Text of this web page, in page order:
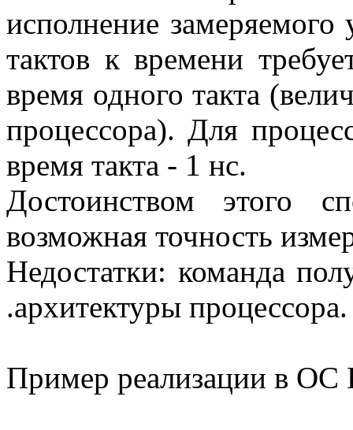
исполнение замеряемого
тактов к времени
время одного такта
процессора). Для
время такта - 1 нс.
Достоинством этого
возможная точность
Недостатки: команда
.архитектуры процессора.
Пример реализации в ОС